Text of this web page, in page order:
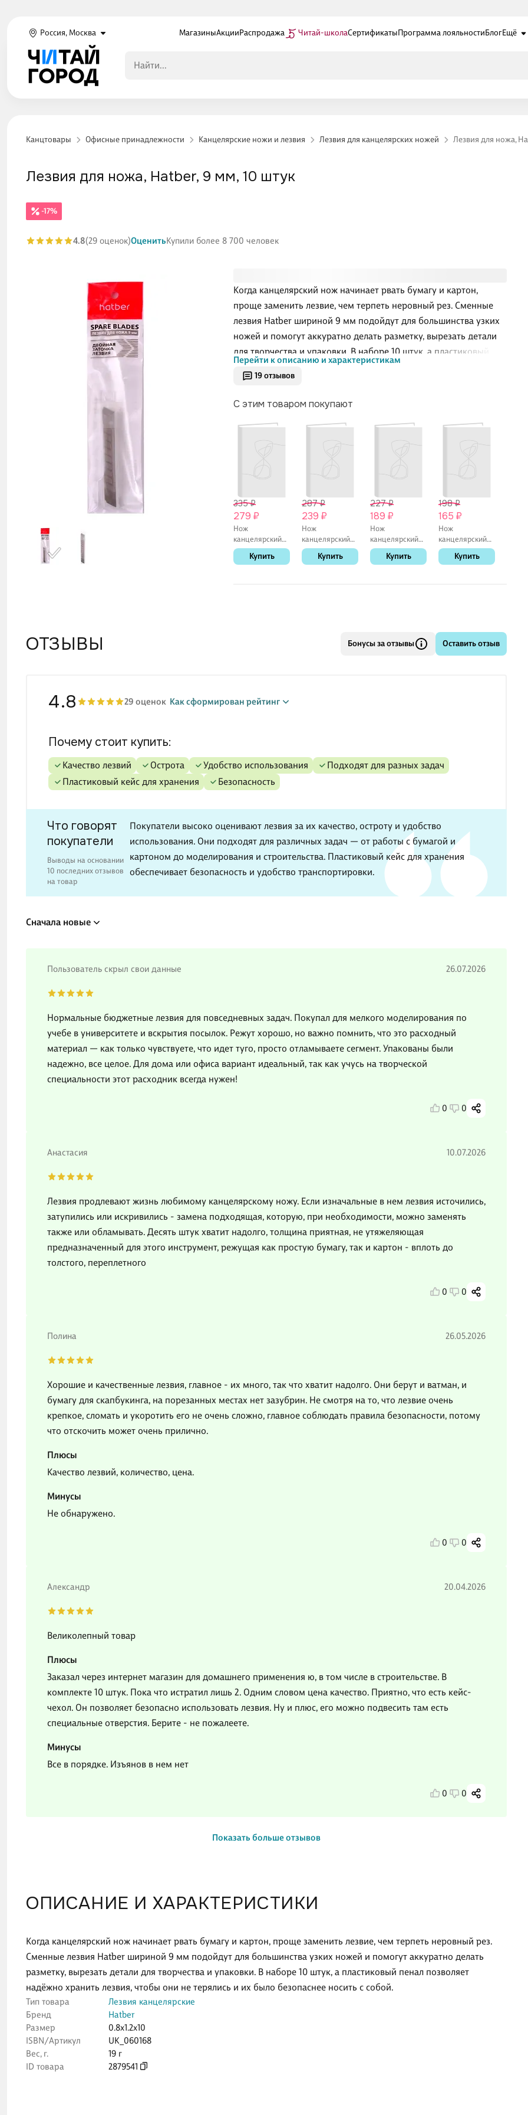
Россия, Москва МагазиныАкцииРаспродажа Читай-школаСертификатыПрограмма лояльностиБлогЕщё
Канцтовары Офисные принадлежности Канцелярские ножи и лезвия Лезвия для канцелярских ножей Лезвия для ножа,
19 отзывов
Когда канцелярский нож начинает рвать бумагу и картон,
проще заменить лезвие, чем терпеть неровный рез. Сменные
лезвия Hatber шириной 9 мм подойдут для большинства узких
ножей и помогут аккуратно делать разметку, вырезать детали
для творчества и упаковки. В наборе 10 штук, а пластиковый
пенал позволяет надёжно хранить лезвия, чтобы они не
терялись и их было безопаснее носить с собой.
Перейти к описанию и характеристикам
С этим товаром покупают
335 ₽
279 ₽
Нож
канцелярский
«Elegant»,
Schiller, 9 мм,
Купить
287 ₽
239 ₽
Нож
канцелярский
«Ultima»,
Schiller, 9 мм
Купить
227 ₽
189 ₽
Нож
канцелярский
«Universal»,
GoodMark, 9 мм,
Купить
198 ₽
165 ₽
Нож
канцелярский
GoodMark, 9 мм,
металлический
Купить
-17%
Лезвия для ножа, Hatber, 9 мм, 10 штук
4.8(29 оценок)ОценитьКупили более 8 700 человек
ОПИСАНИЕ И ХАРАКТЕРИСТИКИ
Когда канцелярский нож начинает рвать бумагу и картон, проще заменить лезвие, чем терпеть неровный рез.
Сменные лезвия Hatber шириной 9 мм подойдут для большинства узких ножей и помогут аккуратно делать
разметку, вырезать детали для творчества и упаковки. В наборе 10 штук, а пластиковый пенал позволяет
надёжно хранить лезвия, чтобы они не терялись и их было безопаснее носить с собой.
Тип товара
Лезвия канцелярские
Бренд
Hatber
Размер
0.8x1.2x10
ISBN/Артикул
UK_060168
Вес, г.
19 г
ID товара
2879541
ОТЗЫВЫ Бонусы за отзывы Оставить отзыв
4.8 29 оценок Как сформирован рейтинг
Почему стоит купить:
качество лезвий острота удобство использования
подходят для разных задач
пластиковый кейс для хранения
безопасность
Что говорят
покупатели
Выводы на основании
10 последних отзывов
на товар
Покупатели высоко оценивают лезвия за их качество, остроту и удобство
использования. Они подходят для различных задач — от работы с бумагой и
картоном до моделирования и строительства. Пластиковый кейс для хранения
обеспечивает безопасность и удобство транспортировки.
Сначала новые
Пользователь скрыл свои данные 26.07.2026
Нормальные бюджетные лезвия для повседневных задач. Покупал для мелкого моделирования по
учебе в университете и вскрытия посылок. Режут хорошо, но важно помнить, что это расходный
материал — как только чувствуете, что идет туго, просто отламываете сегмент. Упакованы были
надежно, все целое. Для дома или офиса вариант идеальный, так как учусь на творческой
специальности этот расходник всегда нужен!
0 0
Анастасия 10.07.2026
Лезвия продлевают жизнь любимому канцелярскому ножу. Если изначальные в нем лезвия источились,
затупились или искривились - замена подходящая, которую, при необходимости, можно заменять
также или обламывать. Десять штук хватит надолго, толщина приятная, не утяжеляющая
предназначенный для этого инструмент, режущая как простую бумагу, так и картон - вплоть до
толстого, переплетного
0 0
Полина 26.05.2026
Хорошие и качественные лезвия, главное - их много, так что хватит надолго. Они берут и ватман, и
бумагу для скапбукинга, на порезанных местах нет зазубрин. Не смотря на то, что лезвие очень
крепкое, сломать и укоротить его не очень сложно, главное соблюдать правила безопасности, потому
что отскочить может очень прилично.
Плюсы
Качество лезвий, количество, цена.
Минусы
Не обнаружено.
0 0
Александр 20.04.2026
Великолепный товар
Плюсы
Заказал через интернет магазин для домашнего применения ю, в том числе в строительстве. В
комплекте 10 штук. Пока что истратил лишь 2. Одним словом цена качество. Приятно, что есть кейс-
чехол. Он позволяет безопасно использовать лезвия. Ну и плюс, его можно подвесить там есть
специальные отверстия. Берите - не пожалеете.
Минусы
Все в порядке. Изъянов в нем нет
0 0
Показать больше отзывов